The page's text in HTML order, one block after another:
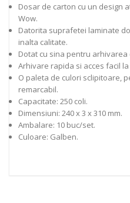
Dosar de carton cu un design
Wow.
Datorita suprafetei laminate
inalta calitate.
Dotat cu sina pentru
Arhivare rapida si acces facil
O paleta de culori sclipitoare,
remarcabil.
Capacitate: 250 coli.
Dimensiuni: 240 x 3 x 310 mm.
Ambalare: 10 buc/set.
Culoare: Galben.